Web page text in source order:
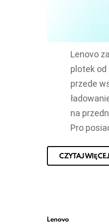
Lenovo
plotek od
przede
na
Pro
CZYTAJ WIĘCEJ
Lenovo